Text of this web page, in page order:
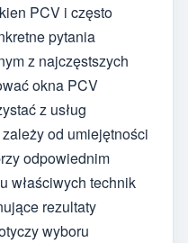
PCV i często
pytania
z najczęstszych
okna PCV
z usług
od umiejętności
odpowiednim
właściwych technik
rezultaty
wyboru